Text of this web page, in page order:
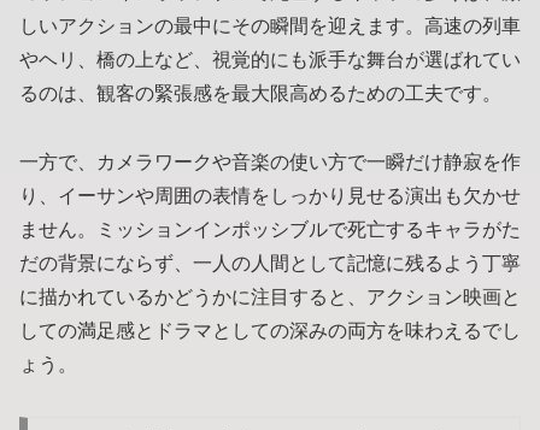
しいアクションの最中にその瞬間を迎えます。高速の列車
やヘリ、橋の上など、視覚的にも派手な舞台が選ばれてい
るのは、観客の緊張感を最大限高めるための工夫です。
一方で、カメラワークや音楽の使い方で一瞬だけ静寂を作
り、イーサンや周囲の表情をしっかり見せる演出も欠かせ
ません。ミッションインポッシブルで死亡するキャラがた
だの背景にならず、一人の人間として記憶に残るよう丁寧
に描かれているかどうかに注目すると、アクション映画と
しての満足感とドラマとしての深みの両方を味わえるでし
ょう。